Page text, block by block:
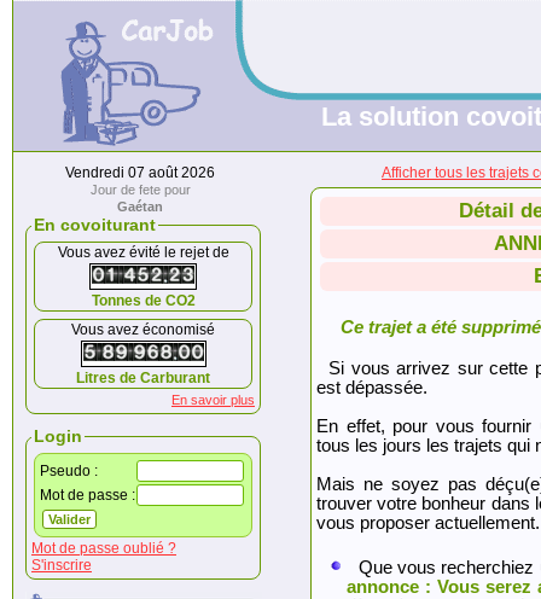
La solution
Vendredi 07 août 2026
Jour de fete pour
Gaétan
En covoiturant
Vous avez évité le rejet de
Tonnes de CO2
Vous avez économisé
Litres de Carburant
En savoir plus
Login
Pseudo :
Mot de passe :
Mot de passe oublié ?
S'inscrire
Afficher tous les trajets
Détail
Ce trajet a été
Si vous arrivez sur cette
est dépassée.
En effet, pour vous fournir
tous les jours les trajets qui
Mais ne soyez pas
trouver votre bonheur dans
vous proposer actuellement.
Que vous
annonce : Vous serez